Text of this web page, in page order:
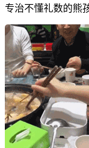
专治不懂礼数的熊